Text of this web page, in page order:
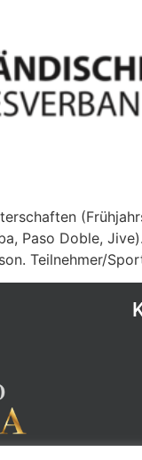
Paso Doble,
Teilnehmer/